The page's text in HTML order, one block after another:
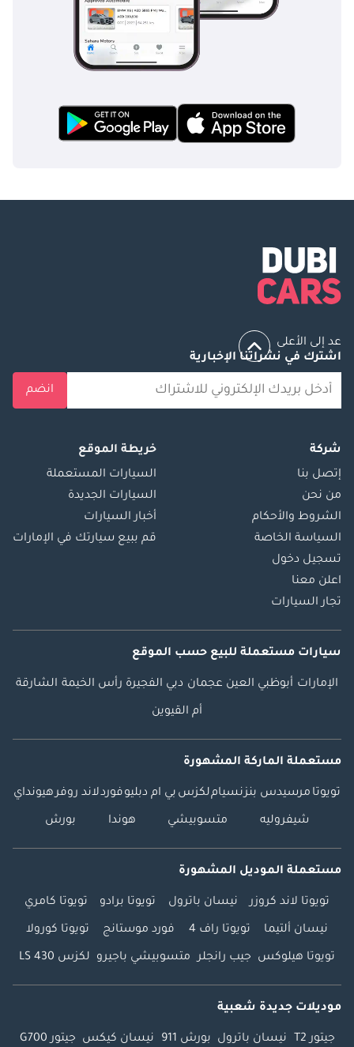
عد إلى الأعلى
اشترك في نشراتنا الإخبارية
انضم
شركة
إتصل بنا
من نحن
الشروط والأحكام
السياسة الخاصة
تسجيل دخول
اعلن معنا
تجار السيارات
خريطة الموقع
السيارات المستعملة
السيارات الجديدة
أخبار السيارات
قم ببيع سيارتك في الإمارات
سيارات مستعملة للبيع حسب الموقع
الإمارات أبوظبي العين عجمان دبي الفجيرة رأس الخيمة الشارقة
أم القيوين
مستعملة الماركة المشهورة
تويوتا مرسيدس بنزنسياملكزس بي ام دبليوفوردلاند روفرهيونداي
شيفروليه متسوبيشي هوندا بورش
مستعملة الموديل المشهورة
تويوتا لاند كروزر نيسان باترول تويوتا برادو تويوتا كامري
نيسان ألتيما تويوتا راف 4 فورد موستانج تويوتا كورولا
تويوتا هيلوكس جيب رانجلر متسوبيشي باجيرو لكزس LS 430
موديلات جديدة شعبية
جيتور T2 نيسان باترول بورش 911 نيسان كيكس جيتور G700